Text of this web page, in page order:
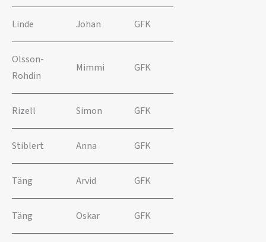
Linde Johan GFK
Olsson-
Rohdin
Mimmi GFK
Rizell Simon GFK
Stiblert Anna GFK
Täng Arvid GFK
Täng Oskar GFK